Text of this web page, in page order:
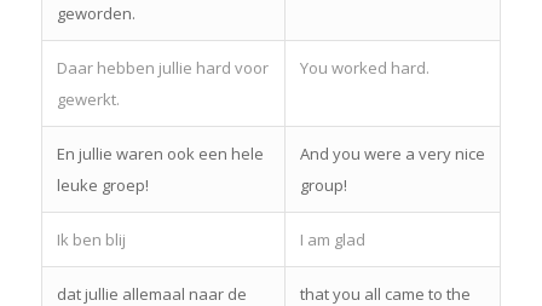
geworden.
Daar hebben jullie hard voor
gewerkt.
You worked hard.
En jullie waren ook een hele
leuke groep!
And you were a very nice
group!
Ik ben blij I am glad
dat jullie allemaal naar de
that you all came to the